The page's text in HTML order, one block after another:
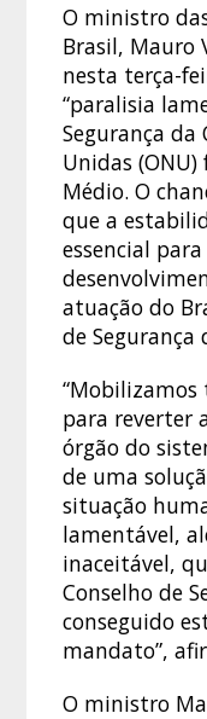
O ministro
Brasil, Mauro
nesta terça-
“paralisia
Segurança da
Unidas
Médio. O
que a
essencial
atuação do
de Segurança
“Mobilizamos
para reverter
órgão do
de uma
situação
lamentável,
inaceitável,
Conselho de
conseguido
mandato”,
O ministro